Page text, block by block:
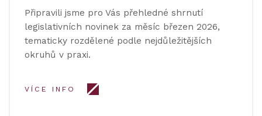
Připravili jsme pro Vás přehledné shrnutí
legislativních novinek za měsíc březen 2026,
tematicky rozdělené podle nejdůležitějších
okruhů v praxi.
VÍCE INFO